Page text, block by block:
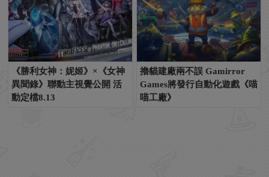
《勝利女神：妮姬》×《女神
異聞錄》聯動主視覺公開 活
動定檔8.13
擼貓建廠兩不誤 Gamirror
Games將發行自動化遊戲《喵
喵工廠》